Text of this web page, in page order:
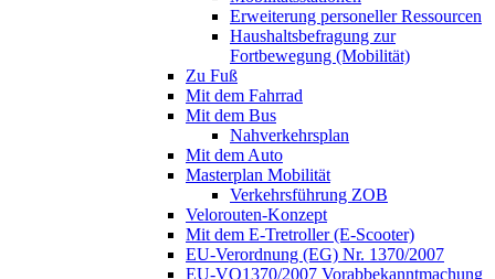
Erweiterung personeller Ressourcen
Haushaltsbefragung zur
Fortbewegung (Mobilität)
Zu Fuß
Mit dem Fahrrad
Mit dem Bus
Nahverkehrsplan
Mit dem Auto
Masterplan Mobilität
Verkehrsführung ZOB
Velorouten-Konzept
Mit dem E-Tretroller (E-Scooter)
EU-Verordnung (EG) Nr. 1370/2007
EU-VO1370/2007 Vorabbekanntmachung